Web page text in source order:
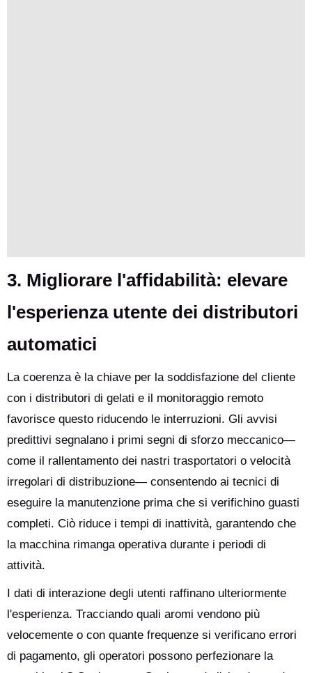
3. Migliorare l'affidabilità: elevare
l'esperienza utente dei distributori
automatici
La coerenza è la chiave per la soddisfazione del cliente
con i distributori di gelati e il monitoraggio remoto
favorisce questo riducendo le interruzioni. Gli avvisi
predittivi segnalano i primi segni di sforzo meccanico—
come il rallentamento dei nastri trasportatori o velocità
irregolari di distribuzione— consentendo ai tecnici di
eseguire la manutenzione prima che si verifichino guasti
completi. Ciò riduce i tempi di inattività, garantendo che
la macchina rimanga operativa durante i periodi di
attività.
I dati di interazione degli utenti raffinano ulteriormente
l'esperienza. Tracciando quali aromi vendono più
velocemente o con quante frequenze si verificano errori
di pagamento, gli operatori possono perfezionare la